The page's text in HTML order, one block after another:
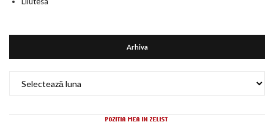
Arhiva